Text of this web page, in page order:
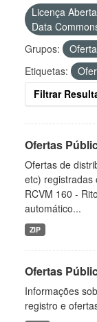
Licença
Data
Grupos:
Etiquetas:
Filtrar
Ofertas
Ofertas de
etc) registradas
RCVM 160 -
automático...
ZIP
Ofertas
Informações
registro e